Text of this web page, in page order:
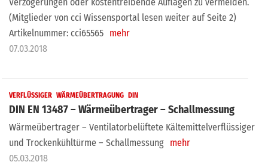
(Mitglieder von cci Wissensportal lesen weiter auf Seite 2)
Artikelnummer: cci65565 mehr
07.03.2018
VERFLÜSSIGER WÄRMEÜBERTRAGUNG DIN
DIN EN 13487 – Wärmeübertrager – Schallmessung
Wärmeübertrager – Ventilatorbelüftete Kältemittelverflüssiger
und Trockenkühltürme – Schallmessung mehr
05.03.2018